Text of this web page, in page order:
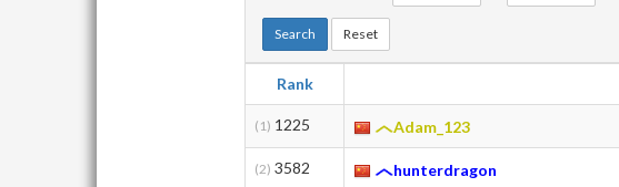
Search Reset
Rank
(1) 1225 Adam_123
(2) 3582 hunterdragon